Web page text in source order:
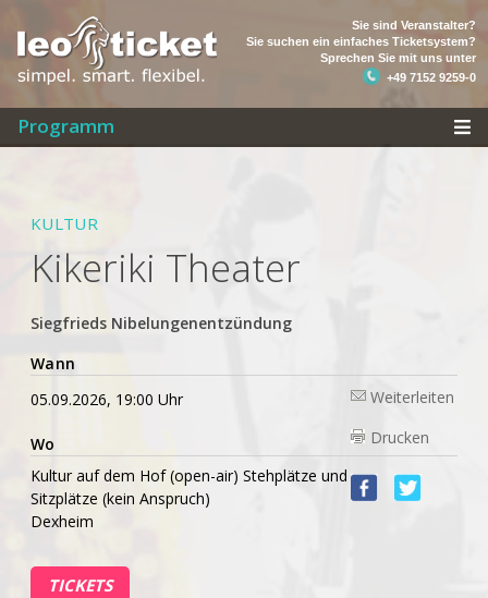
Sie sind Veranstalter?
Sie suchen ein einfaches Ticketsystem?
Sprechen Sie mit uns unter
+49 7152 9259-0
Programm
KULTUR
Kikeriki Theater
Siegfrieds Nibelungenentzündung
Wann
05.09.2026, 19:00 Uhr
Weiterleiten
Wo
Drucken
Kultur auf dem Hof (open-air) Stehplätze und
Sitzplätze (kein Anspruch)
Dexheim
TICKETS